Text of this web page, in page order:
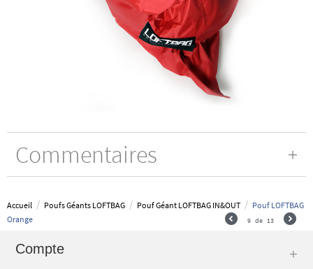
Commentaires
Accueil / Poufs Géants LOFTBAG / Pouf Géant LOFTBAG IN&OUT / Pouf LOFTBAG
Orange
9 de 13
Compte